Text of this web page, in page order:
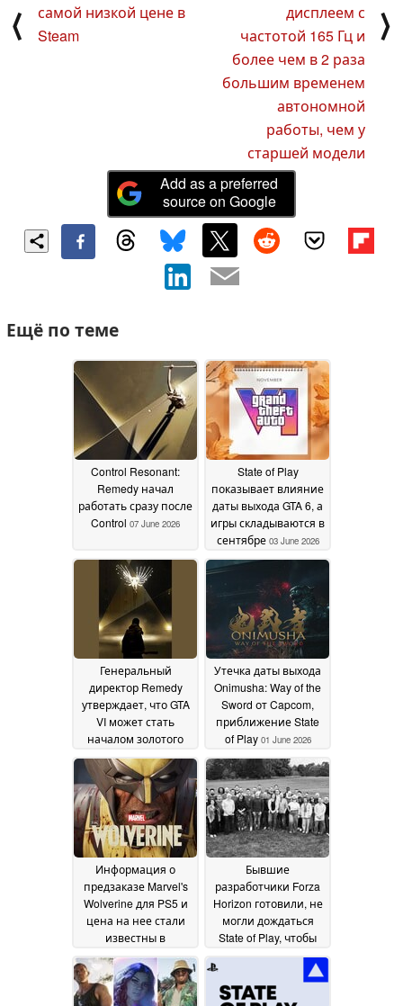
⟨
самой низкой цене в
Steam
дисплеем с
частотой 165 Гц и
более чем в 2 раза
большим временем
автономной
работы, чем у
старшей модели
⟩
Add as a preferred
source on Google
Ещё по теме
Control Resonant:
Remedy начал
работать сразу после
Control 07 June 2026
State of Play
показывает влияние
даты выхода GTA 6, а
игры складываются в
сентябре 03 June 2026
Генеральный
директор Remedy
утверждает, что GTA
VI может стать
началом золотого
века для игр, и
умалчивает о
переносе даты
выхода02 June 2026
Утечка даты выхода
Onimusha: Way of the
Sword от Capcom,
приближение State
of Play 01 June 2026
Информация о
предзаказе Marvel's
Wolverine для PS5 и
цена на нее стали
известны в
преддверии Sony
State of Play31 May 2026
Бывшие
разработчики Forza
Horizon готовили, не
могли дождаться
State of Play, чтобы
раскрыть первый
AAA-проект
28 May 2026